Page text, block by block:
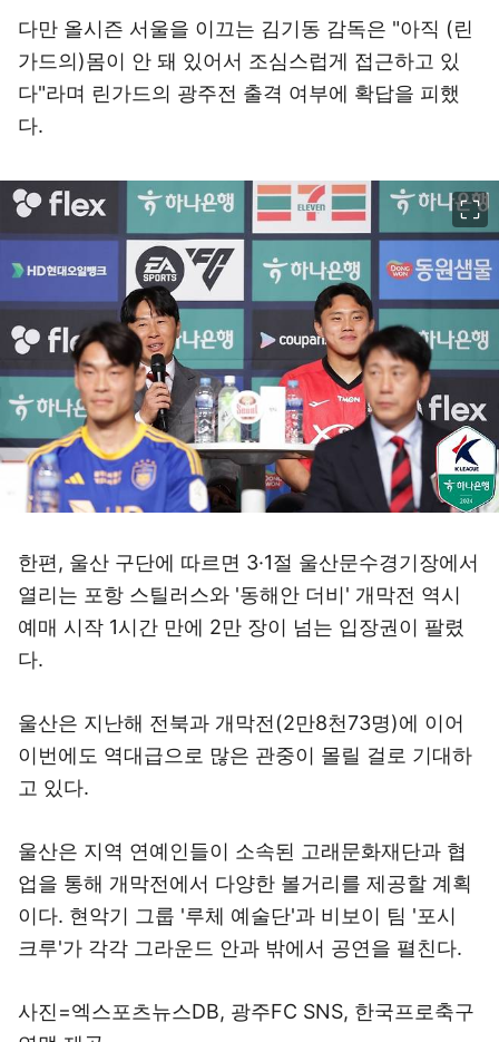
다만 올시즌 서울을 이끄는 김기동 감독은 "아직 (린
가드의)몸이 안 돼 있어서 조심스럽게 접근하고 있
다"라며 린가드의 광주전 출격 여부에 확답을 피했
다.
한편, 울산 구단에 따르면 3·1절 울산문수경기장에서
열리는 포항 스틸러스와 '동해안 더비' 개막전 역시
예매 시작 1시간 만에 2만 장이 넘는 입장권이 팔렸
다.
울산은 지난해 전북과 개막전(2만8천73명)에 이어
이번에도 역대급으로 많은 관중이 몰릴 걸로 기대하
고 있다.
울산은 지역 연예인들이 소속된 고래문화재단과 협
업을 통해 개막전에서 다양한 볼거리를 제공할 계획
이다. 현악기 그룹 '루체 예술단'과 비보이 팀 '포시
크루'가 각각 그라운드 안과 밖에서 공연을 펼친다.
사진=엑스포츠뉴스DB, 광주FC SNS, 한국프로축구